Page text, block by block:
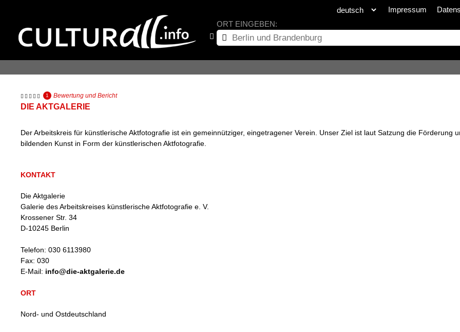
Impressum
ORT EINGEBEN:
1 Bewertung und Bericht
DIE AKTGALERIE
Der Arbeitskreis für künstlerische Aktfotografie ist ein gemeinnütziger, eingetragener Verein. Unser Ziel ist laut Satzung die Förderung
bildenden Kunst in Form der künstlerischen Aktfotografie.
KONTAKT
Die Aktgalerie
Galerie des Arbeitskreises künstlerische Aktfotografie e. V.
Krossener Str. 34
D-10245 Berlin
Telefon: 030 6113980
Fax: 030
E-Mail: info@die-aktgalerie.de
ORT
Nord- und Ostdeutschland